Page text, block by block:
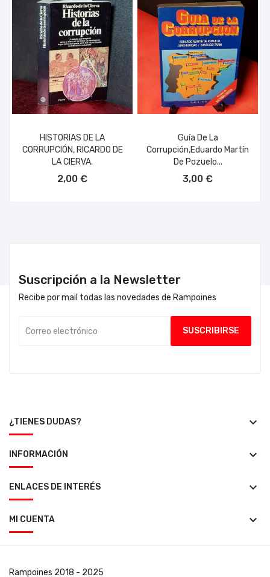
HISTORIAS DE LA
CORRUPCIÓN, RICARDO DE
LA CIERVA.
2,00 €
Guía De La
Corrupción,Eduardo Martín
De Pozuelo...
3,00 €
Suscripción a la Newsletter
Recibe por mail todas las novedades de Rampoines
¿TIENES DUDAS? keyboard_arrow_down
INFORMACIÓN keyboard_arrow_down
ENLACES DE INTERÉS keyboard_arrow_down
MI CUENTA keyboard_arrow_down
Rampoines 2018 - 2025